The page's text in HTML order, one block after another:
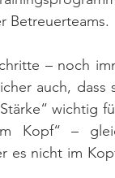
Betreuerteams.
– noch
auch, dass
wichtig
Kopf“ –
es nicht im